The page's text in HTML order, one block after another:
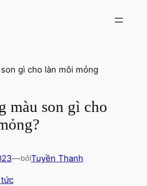
màu son gì cho
—bởiTuyền Thanh